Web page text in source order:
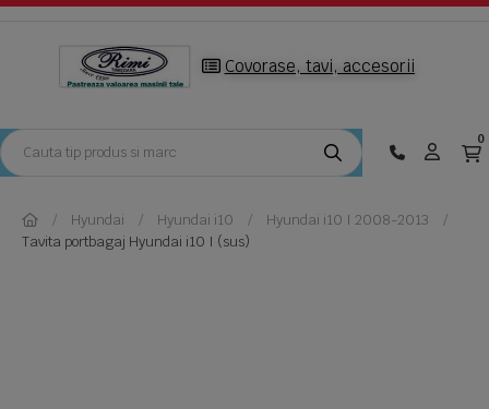
Covorase, tavi, accesorii
0
Hyundai Hyundai i10
Hyundai i10 I 2008-2013
Tavita portbagaj Hyundai i10 I (sus)